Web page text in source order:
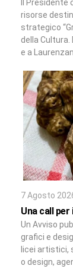
Il
risorse
strategico
della
e a
7 Agosto
Una call
Un Avviso
grafici e
licei artistici,
o design,